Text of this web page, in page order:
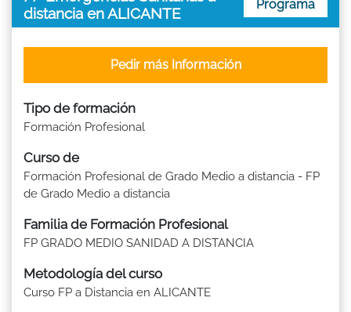
distancia en ALICANTE
Programa
Tipo de formación
Formación Profesional
Curso de
Formación Profesional de Grado Medio a distancia - FP
de Grado Medio a distancia
Familia de Formación Profesional
FP GRADO MEDIO SANIDAD A DISTANCIA
Metodología del curso
Curso FP a Distancia en ALICANTE
Pedir más Información